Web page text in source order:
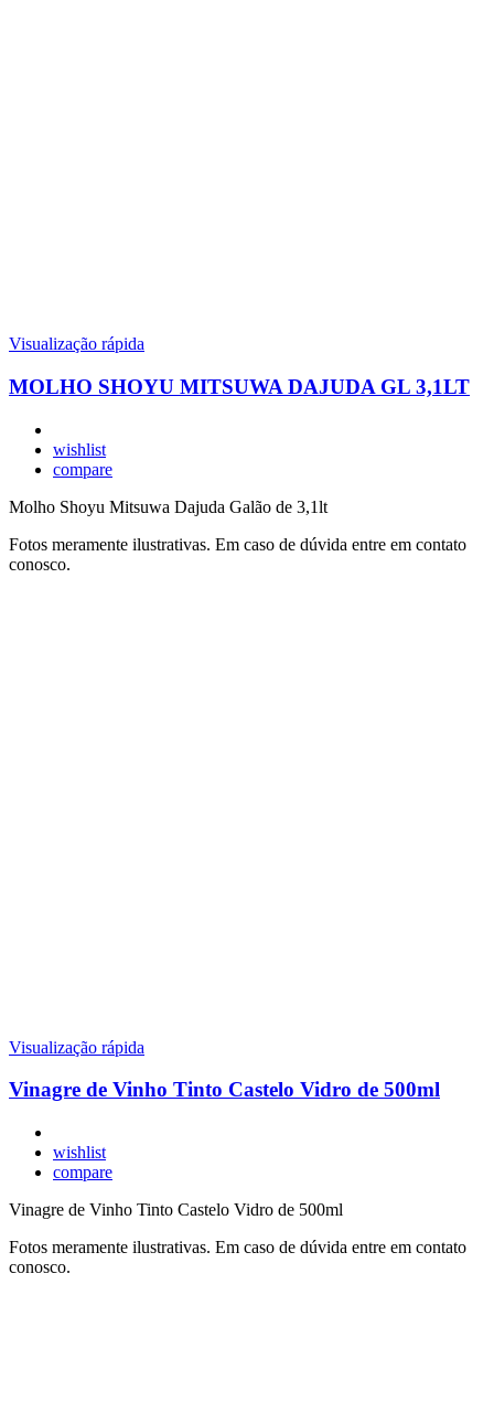
Visualização rápida
MOLHO SHOYU MITSUWA DAJUDA GL 3,1LT
wishlist
compare
Molho Shoyu Mitsuwa Dajuda Galão de 3,1lt
Fotos meramente ilustrativas. Em caso de dúvida entre em contato
conosco.
Visualização rápida
Vinagre de Vinho Tinto Castelo Vidro de 500ml
wishlist
compare
Vinagre de Vinho Tinto Castelo Vidro de 500ml
Fotos meramente ilustrativas. Em caso de dúvida entre em contato
conosco.